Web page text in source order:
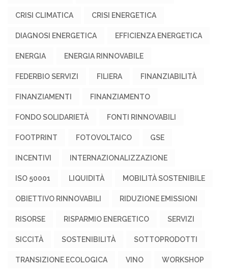
CRISI CLIMATICA CRISI ENERGETICA
DIAGNOSI ENERGETICA EFFICIENZA ENERGETICA
ENERGIA ENERGIA RINNOVABILE
FEDERBIO SERVIZI FILIERA FINANZIABILITÀ
FINANZIAMENTI FINANZIAMENTO
FONDO SOLIDARIETÀ FONTI RINNOVABILI
FOOTPRINT FOTOVOLTAICO GSE
INCENTIVI INTERNAZIONALIZZAZIONE
ISO 50001 LIQUIDITÀ MOBILITÀ SOSTENIBILE
OBIETTIVO RINNOVABILI RIDUZIONE EMISSIONI
RISORSE RISPARMIO ENERGETICO SERVIZI
SICCITÀ SOSTENIBILITÀ SOTTOPRODOTTI
TRANSIZIONE ECOLOGICA VINO WORKSHOP